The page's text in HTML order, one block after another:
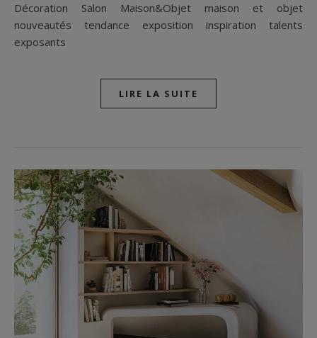
Décoration Salon Maison&Objet maison et objet
nouveautés tendance exposition inspiration talents
exposants
LIRE LA SUITE